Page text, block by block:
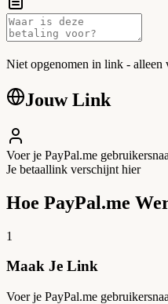
Niet opgenomen in link - alleen
Jouw Link
Voer je PayPal.me
Je betaallink verschijnt hier
Hoe PayPal.me
1
Maak Je Link
Voer je PayPal.me